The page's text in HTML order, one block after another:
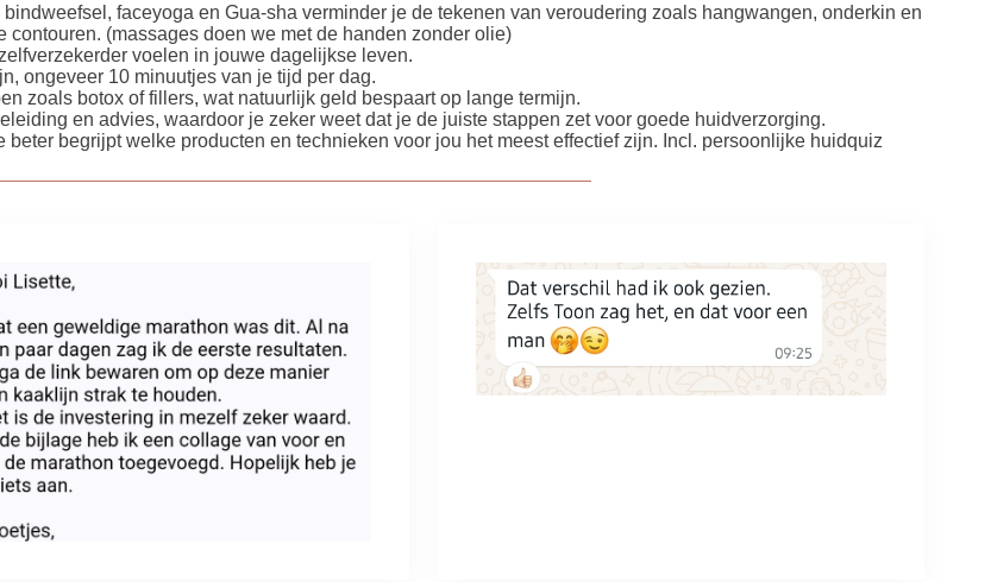
faceyoga en Gua-sha verminder je de tekenen van veroudering zoals hangwangen, onderkin en
(massages doen we met de handen zonder olie)
voelen in jouwe dagelijkse leven.
ongeveer 10 minuutjes van je tijd per dag.
zoals botox of fillers, wat natuurlijk geld bespaart op lange termijn.
en advies, waardoor je zeker weet dat je de juiste stappen zet voor goede huidverzorging.
begrijpt welke producten en technieken voor jou het meest effectief zijn. Incl. persoonlijke huidquiz